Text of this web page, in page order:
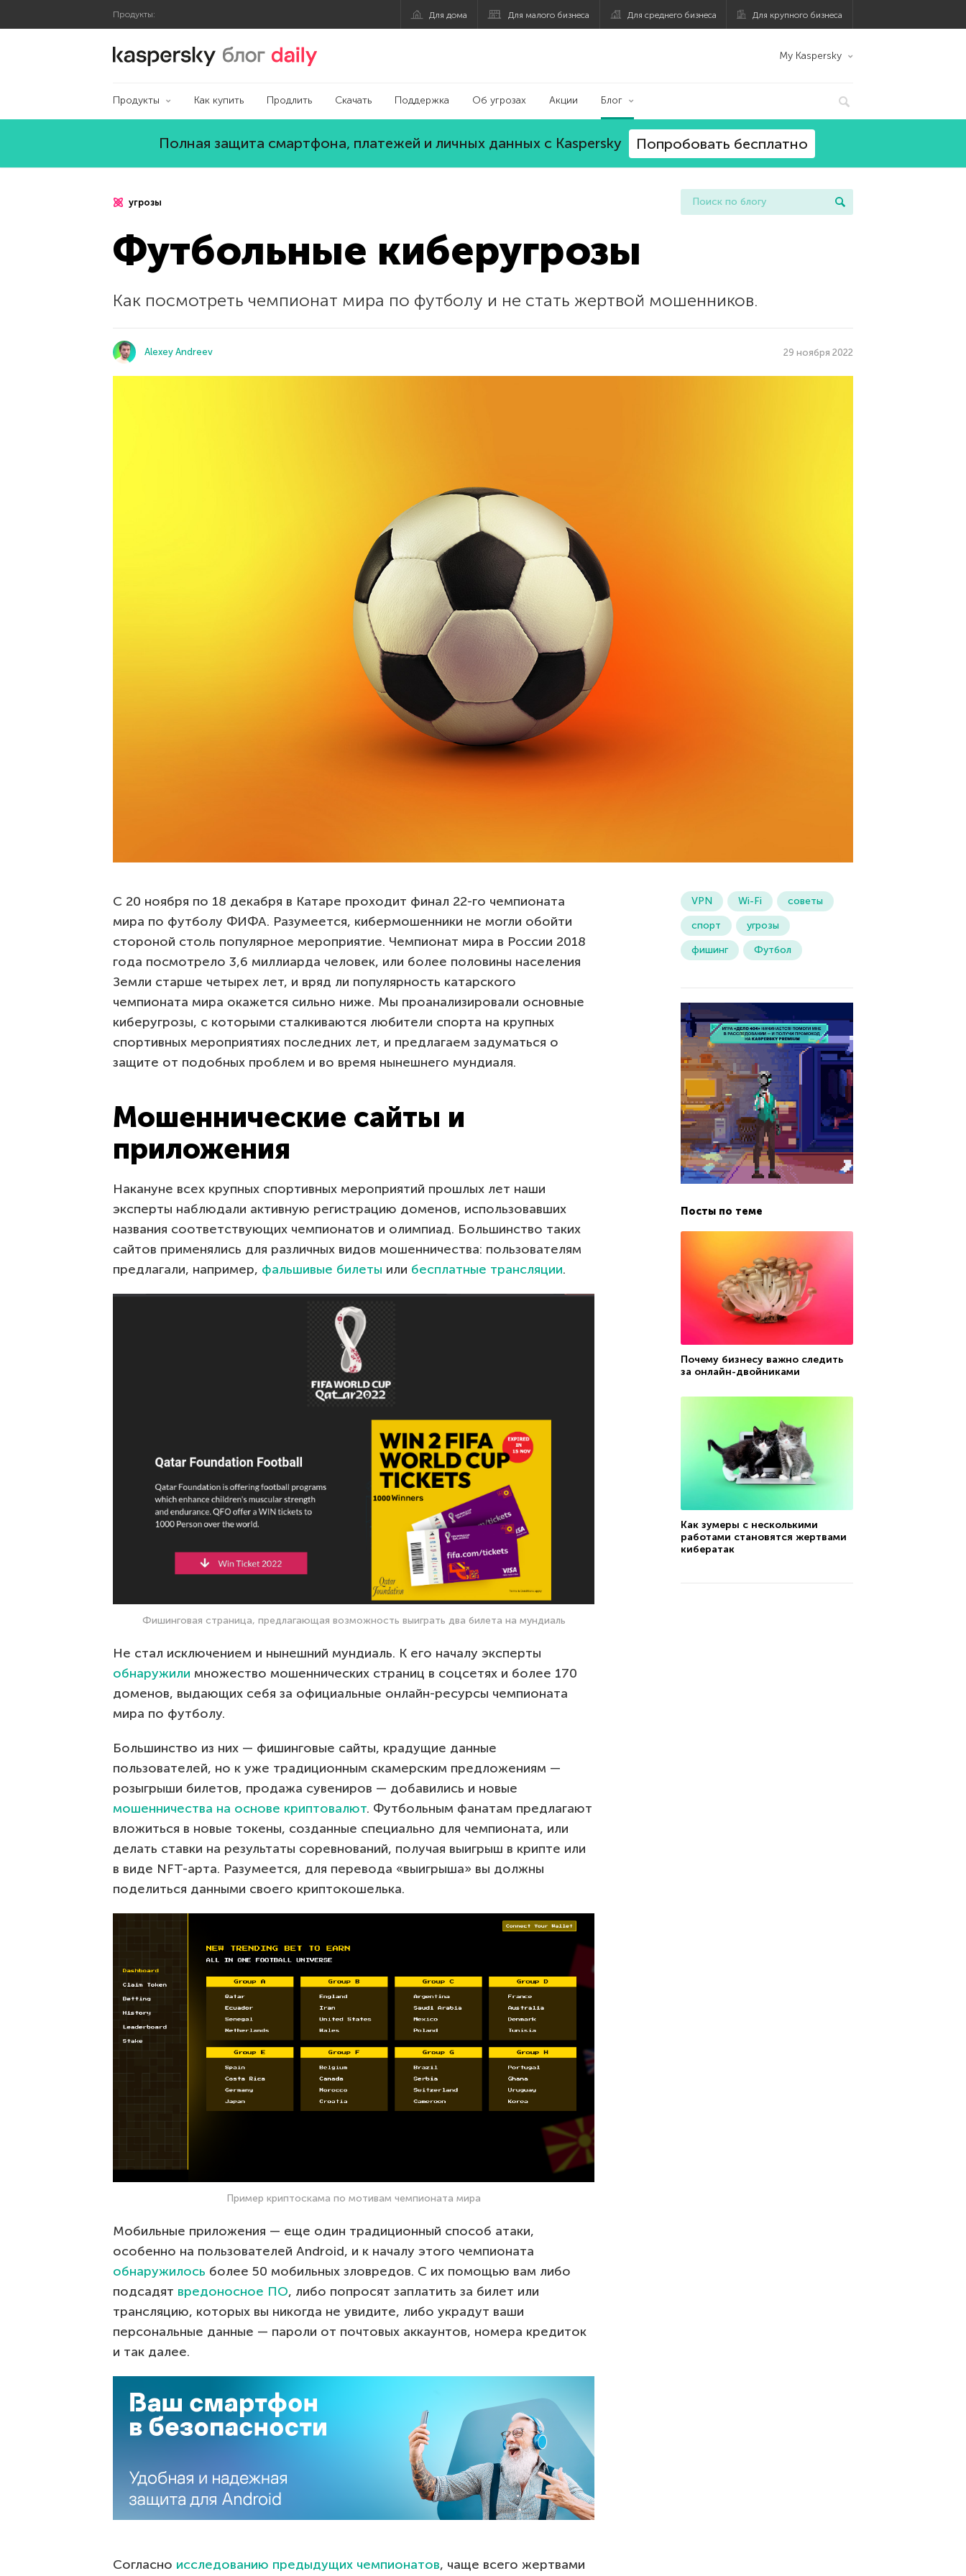
Продукты: Для дома Для малого бизнеса Для среднего бизнеса Для крупного бизнеса
Блог Касперского My Kaspersky
Продукты Как купить Продлить Скачать Поддержка Об угрозах Акции Блог
Полная защита смартфона, платежей и личных данных с Kaspersky Попробовать бесплатно
угрозы
Футбольные киберугрозы
Как посмотреть чемпионат мира по футболу и не стать жертвой мошенников.
Alexey Andreev 29 ноября 2022
С 20 ноября по 18 декабря в Катаре проходит финал 22-го чемпионата
мира по футболу ФИФА. Разумеется, кибермошенники не могли обойти
стороной столь популярное мероприятие. Чемпионат мира в России 2018
года посмотрело 3,6 миллиарда человек, или более половины населения
Земли старше четырех лет, и вряд ли популярность катарского
чемпионата мира окажется сильно ниже. Мы проанализировали основные
киберугрозы, с которыми сталкиваются любители спорта на крупных
спортивных мероприятиях последних лет, и предлагаем задуматься о
защите от подобных проблем и во время нынешнего мундиаля.
Мошеннические сайты и
приложения
Накануне всех крупных спортивных мероприятий прошлых лет наши
эксперты наблюдали активную регистрацию доменов, использовавших
названия соответствующих чемпионатов и олимпиад. Большинство таких
сайтов применялись для различных видов мошенничества: пользователям
предлагали, например, фальшивые билеты или бесплатные трансляции.
Фишинговая страница, предлагающая возможность выиграть два билета на мундиаль
Не стал исключением и нынешний мундиаль. К его началу эксперты
обнаружили множество мошеннических страниц в соцсетях и более 170
доменов, выдающих себя за официальные онлайн-ресурсы чемпионата
мира по футболу.
Большинство из них — фишинговые сайты, крадущие данные
пользователей, но к уже традиционным скамерским предложениям —
розыгрыши билетов, продажа сувениров — добавились и новые
мошенничества на основе криптовалют. Футбольным фанатам предлагают
вложиться в новые токены, созданные специально для чемпионата, или
делать ставки на результаты соревнований, получая выигрыш в крипте или
в виде NFT-арта. Разумеется, для перевода «выигрыша» вы должны
поделиться данными своего криптокошелька.
Пример криптоскама по мотивам чемпионата мира
Мобильные приложения — еще один традиционный способ атаки,
особенно на пользователей Android, и к началу этого чемпионата
обнаружилось более 50 мобильных зловредов. С их помощью вам либо
подсадят вредоносное ПО, либо попросят заплатить за билет или
трансляцию, которых вы никогда не увидите, либо украдут ваши
персональные данные — пароли от почтовых аккаунтов, номера кредиток
и так далее.
Согласно исследованию предыдущих чемпионатов, чаще всего жертвами
VPN Wi-Fi
советы
спорт
угрозы
фишинг
Футбол
Посты по теме
Почему бизнесу важно следить
за онлайн-двойниками
Как зумеры с несколькими
работами становятся жертвами
кибератак